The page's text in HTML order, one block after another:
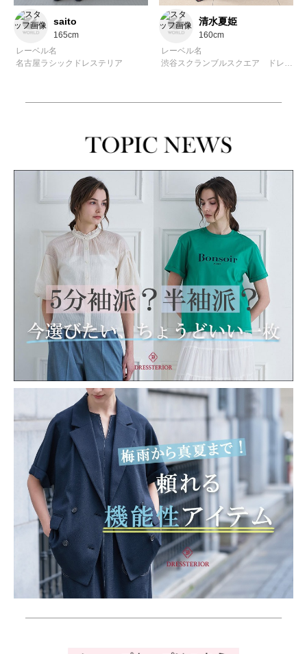
レーベル名
名古屋ラシックドレステリア
saito
165cm
レーベル名
渋谷スクランブルスクエア ドレステリア
清水夏姫
160cm